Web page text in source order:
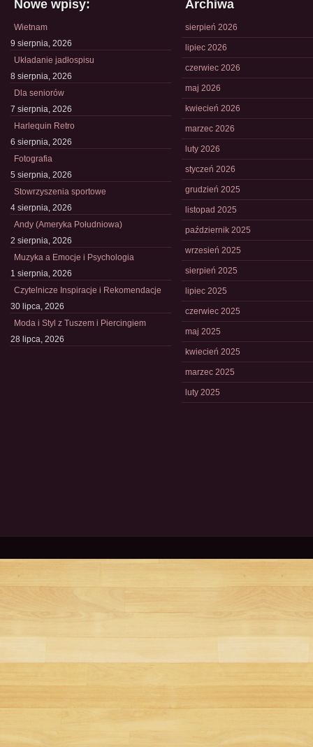
Nowe wpisy:
Wietnam
9 sierpnia, 2026
Układanie jadłospisu
8 sierpnia, 2026
Dla seniorów
7 sierpnia, 2026
Harlequin Retro
6 sierpnia, 2026
Fotografia
5 sierpnia, 2026
Stowrzyszenia sportowe
4 sierpnia, 2026
Andy (Ameryka Południowa)
2 sierpnia, 2026
Muzyka a Emocje i Psychologia
1 sierpnia, 2026
Czytelnicze Inspiracje i Rekomendacje
30 lipca, 2026
Moda i Styl z Tuszem i Piercingiem
28 lipca, 2026
Archiwa
sierpień 2026
lipiec 2026
czerwiec 2026
maj 2026
kwiecień 2026
marzec 2026
luty 2026
styczeń 2026
grudzień 2025
listopad 2025
październik 2025
wrzesień 2025
sierpień 2025
lipiec 2025
czerwiec 2025
maj 2025
kwiecień 2025
marzec 2025
luty 2025